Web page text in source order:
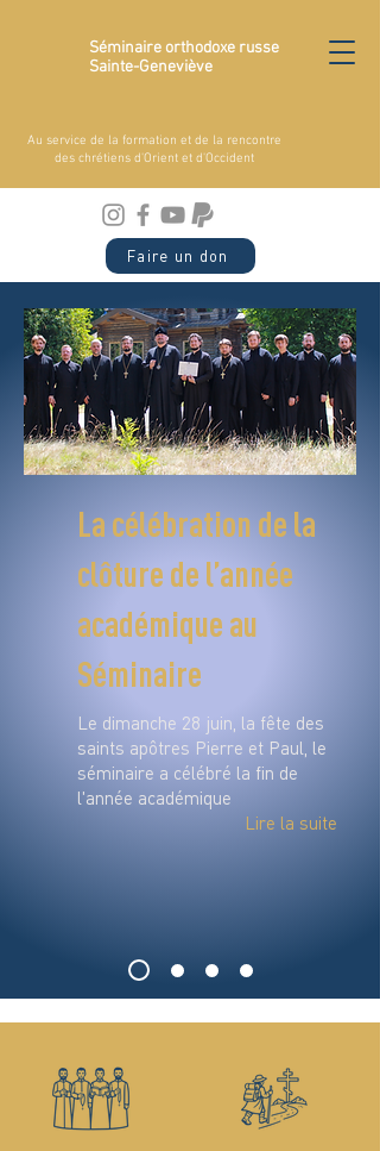
Séminaire orthodoxe russe
Sainte-Geneviève
Au service de la formation et de la rencontre
des chrétiens d'Orient et d'Occident
Faire un don
La célébration de la
clôture de l’année
académique au
Séminaire
Le dimanche 28 juin, la fête des
saints apôtres Pierre et Paul, le
séminaire a célébré la fin de
l'année académique
Lire la suite